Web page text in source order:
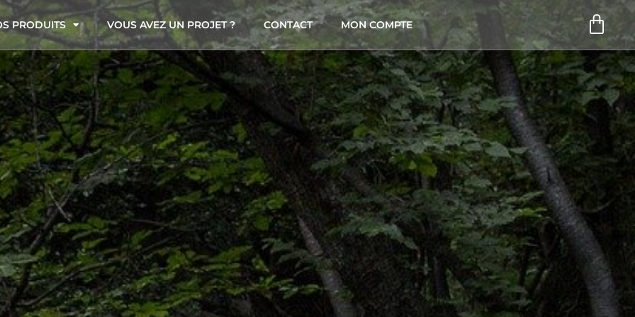
PRODUITS VOUS AVEZ UN PROJET ? CONTACT MON COMPTE